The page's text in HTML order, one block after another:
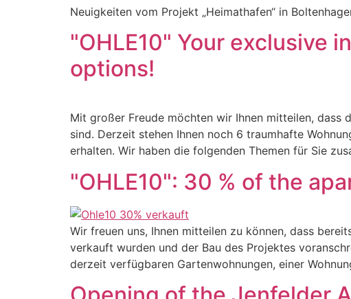
Neuigkeiten vom Projekt „Heimathafen“ in
"OHLE10" Your exclusive
options!
Mit großer Freude möchten wir Ihnen mitteilen, dass
sind. Derzeit stehen Ihnen noch 6 traumhafte
erhalten. Wir haben die folgenden Themen für Sie
"OHLE10": 30 % of the
Wir freuen uns, Ihnen mitteilen zu können, dass
verkauft wurden und der Bau des Projektes
derzeit verfügbaren Gartenwohnungen, einer